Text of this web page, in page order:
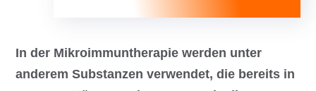
In der Mikroimmuntherapie werden unter
anderem Substanzen verwendet, die bereits in